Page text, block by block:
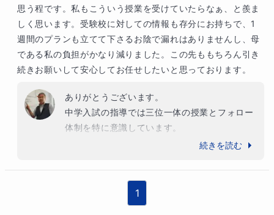
思う程です。私もこういう授業を受けていたらなぁ、と羨ま
しく思います。受験校に対しての情報も存分にお持ちで、1
週間のプランも立てて下さるお陰で漏れはありませんし、母
である私の負担がかなり減りました。この先ももちろん引き
続きお願いして安心してお任せしたいと思っております。
ありがとうございます。
中学入試の指導では三位一体の授業とフォロー
体制を特に意識しています。
もちろん、他科目のバランスもうまくとりつつ
す。
まずは漏れを少しでもなくしていけるように引
き続き指導をしていきます。
続きを読む
1